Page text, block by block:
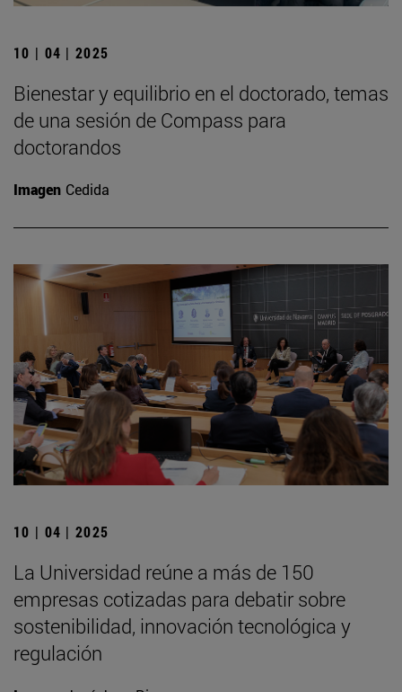
10 | 04 | 2025
Bienestar y equilibrio en el doctorado, temas
de una sesión de Compass para
doctorandos
Imagen Cedida
10 | 04 | 2025
La Universidad reúne a más de 150
empresas cotizadas para debatir sobre
sostenibilidad, innovación tecnológica y
regulación